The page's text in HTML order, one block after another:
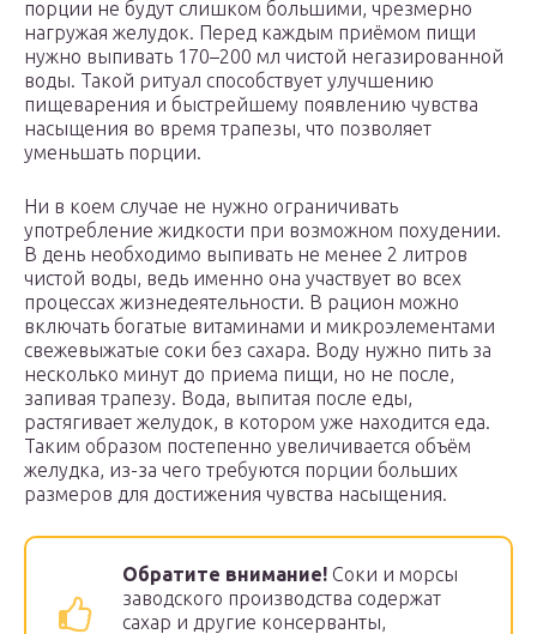
порции не будут слишком большими, чрезмерно
нагружая желудок. Перед каждым приёмом пищи
нужно выпивать 170–200 мл чистой негазированной
воды. Такой ритуал способствует улучшению
пищеварения и быстрейшему появлению чувства
насыщения во время трапезы, что позволяет
уменьшать порции.
Ни в коем случае не нужно ограничивать
употребление жидкости при возможном похудении.
В день необходимо выпивать не менее 2 литров
чистой воды, ведь именно она участвует во всех
процессах жизнедеятельности. В рацион можно
включать богатые витаминами и микроэлементами
свежевыжатые соки без сахара. Воду нужно пить за
несколько минут до приема пищи, но не после,
запивая трапезу. Вода, выпитая после еды,
растягивает желудок, в котором уже находится еда.
Таким образом постепенно увеличивается объём
желудка, из-за чего требуются порции больших
размеров для достижения чувства насыщения.
Обратите внимание! Соки и морсы
заводского производства содержат
сахар и другие консерванты,